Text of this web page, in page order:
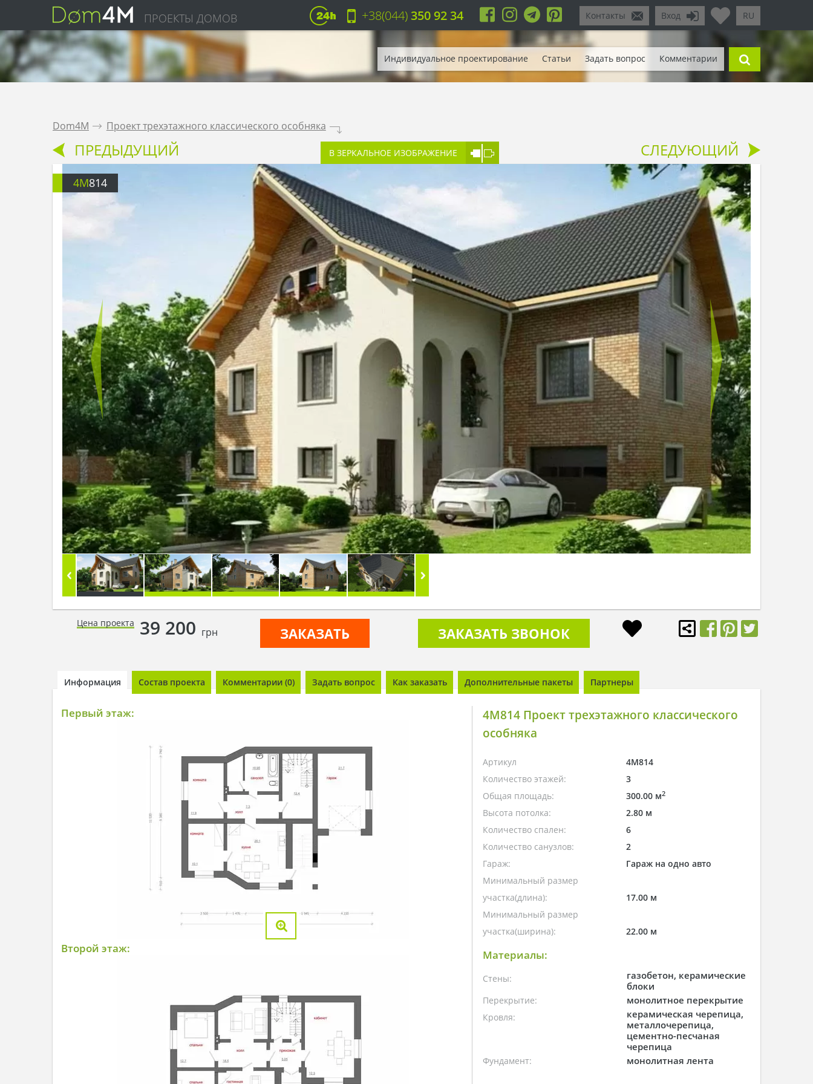
ПРОЕКТЫ ДОМОВ RU
Вход
Контакты
+38(044)350 92 34
Индивидуальное проектирование Статьи Задать вопрос Комментарии
Dom4M . Проект трехэтажного классического особняка .
ПРЕДЫДУЩИЙ В ЗЕРКАЛЬНОЕ ИЗОБРАЖЕНИЕ СЛЕДУЮЩИЙ
4M814
Цена проекта 39 200 грн ЗАКАЗАТЬ ЗАКАЗАТЬ ЗВОНОК
Информация Состав проекта Комментарии (0) Задать вопрос Как заказать Дополнительные пакеты Партнеры
Первый этаж:
Второй этаж:
4M814 Проект трехэтажного классического
особняка
Артикул
4M814
Количество этажей:
3
Общая площадь:
300.00 м2
Высота потолка:
2.80 м
Количество спален:
6
Количество санузлов:
2
Гараж:
Гараж на одно авто
Минимальный размер
участка(длина):
17.00 м
Минимальный размер
участка(ширина):
22.00 м
Материалы:
Стены:
газобетон, керамические
блоки
Перекрытие: монолитное перекрытие
Кровля:
керамическая черепица,
металлочерепица,
цементно-песчаная
черепица
Фундамент: монолитная лента